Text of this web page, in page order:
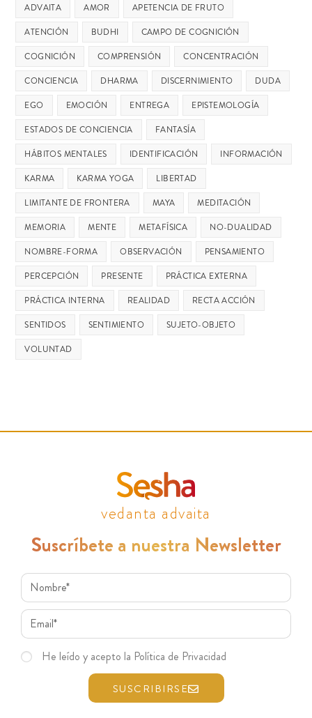
ADVAITA AMOR
APETENCIA DE FRUTO
ATENCIÓN
BUDHI
CAMPO DE COGNICIÓN
COGNICIÓN
COMPRENSIÓN
CONCENTRACIÓN
CONCIENCIA
DHARMA DISCERNIMIENTO
DUDA
EGO
EMOCIÓN ENTREGA
EPISTEMOLOGÍA
ESTADOS DE CONCIENCIA
FANTASÍA
HÁBITOS MENTALES
IDENTIFICACIÓN
INFORMACIÓN
KARMA
KARMA YOGA
LIBERTAD
LIMITANTE DE FRONTERA
MAYA
MEDITACIÓN
MEMORIA
MENTE METAFÍSICA
NO-DUALIDAD
NOMBRE-FORMA
OBSERVACIÓN
PENSAMIENTO
PERCEPCIÓN
PRESENTE
PRÁCTICA EXTERNA
PRÁCTICA INTERNA
REALIDAD
RECTA ACCIÓN
SENTIDOS
SENTIMIENTO
SUJETO-OBJETO
VOLUNTAD
vedanta advaita
Suscríbete a nuestra Newsletter
He leído y acepto la Política de Privacidad
SUSCRIBIRSE